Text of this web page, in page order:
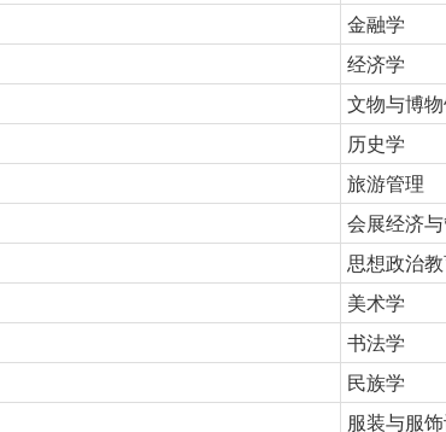
金融学
经济学
文物与博
历史学
旅游管理
会展经济
思想政治
美术学
书法学
民族学
服装与服